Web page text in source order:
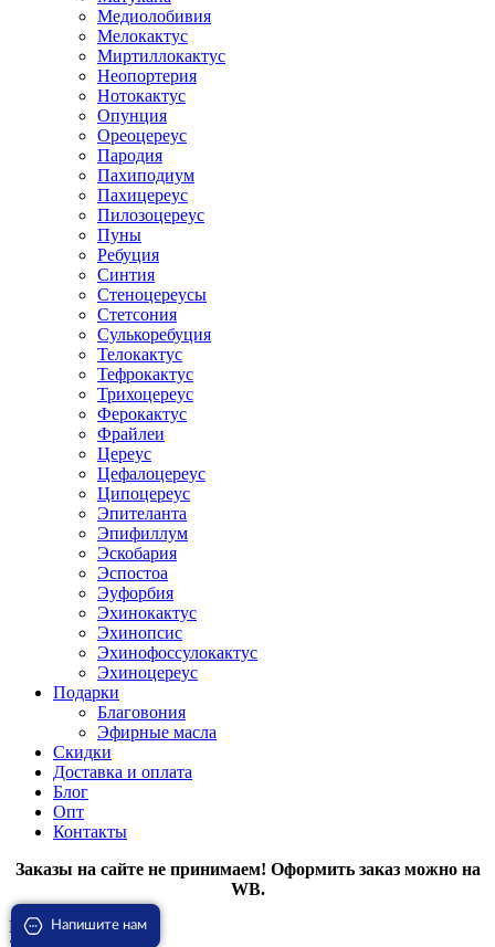
Медиолобивия
Мелокактус
Миртиллокактус
Неопортерия
Нотокактус
Опунция
Ореоцереус
Пародия
Пахиподиум
Пахицереус
Пилозоцереус
Пуны
Ребуция
Синтия
Стеноцереусы
Стетсония
Сулькоребуция
Телокактус
Тефрокактус
Трихоцереус
Ферокактус
Фрайлеи
Цереус
Цефалоцереус
Ципоцереус
Эпителанта
Эпифиллум
Эскобария
Эспостоа
Эуфорбия
Эхинокактус
Эхинопсис
Эхинофоссулокактус
Эхиноцереус
Подарки
Благовония
Эфирные масла
Скидки
Доставка и оплата
Блог
Опт
Контакты
Заказы на сайте не принимаем! Оформить заказ можно на
WB.
Вход
Напишите нам